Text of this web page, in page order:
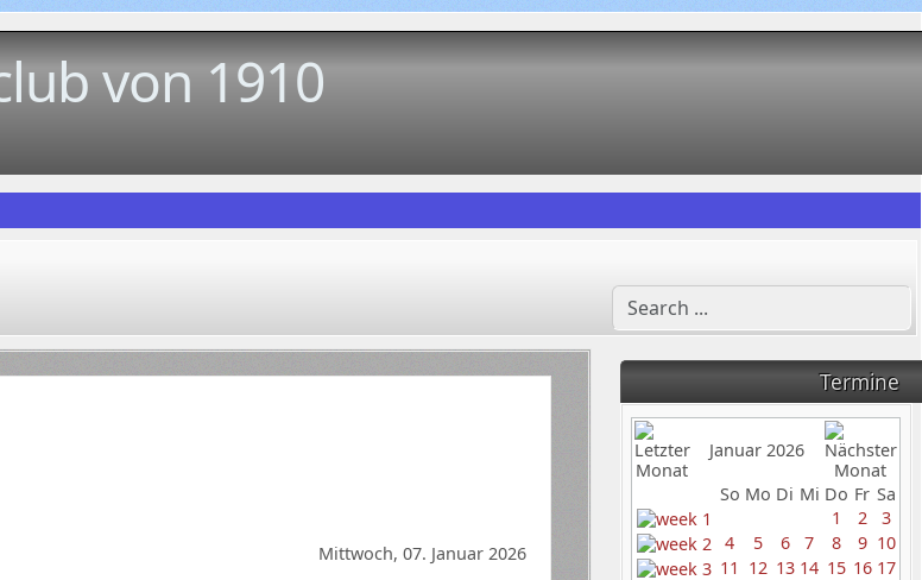
von 1910
Termine
Januar 2026
So Mo Di Mi Do Fr Sa
1
2
3
4
5 6 7 8 9 10
11 12 13 14 15 16 17
Mittwoch, 07. Januar 2026